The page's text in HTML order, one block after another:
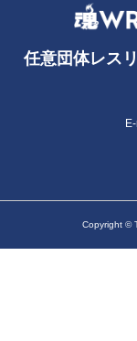
任意団体レス
Copyright ©